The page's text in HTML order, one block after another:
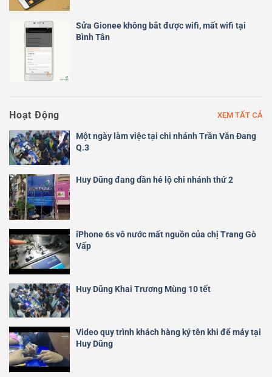
Sửa Gionee không bắt được wifi, mất wifi tại
Bình Tân
Hoạt Động XEM TẤT CẢ
Một ngày làm việc tại chi nhánh Trần Văn Đang
Q.3
Huy Dũng đang dần hé lộ chi nhánh thứ 2
iPhone 6s vô nước mất nguồn của chị Trang Gò
Vấp
Huy Dũng Khai Trương Mùng 10 tết
Video quy trình khách hàng ký tên khi để máy tại
Huy Dũng